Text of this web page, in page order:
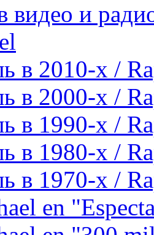
видео и
в 2010-х /
в 2000-х /
в 1990-х /
в 1980-х /
в 1970-х /
en